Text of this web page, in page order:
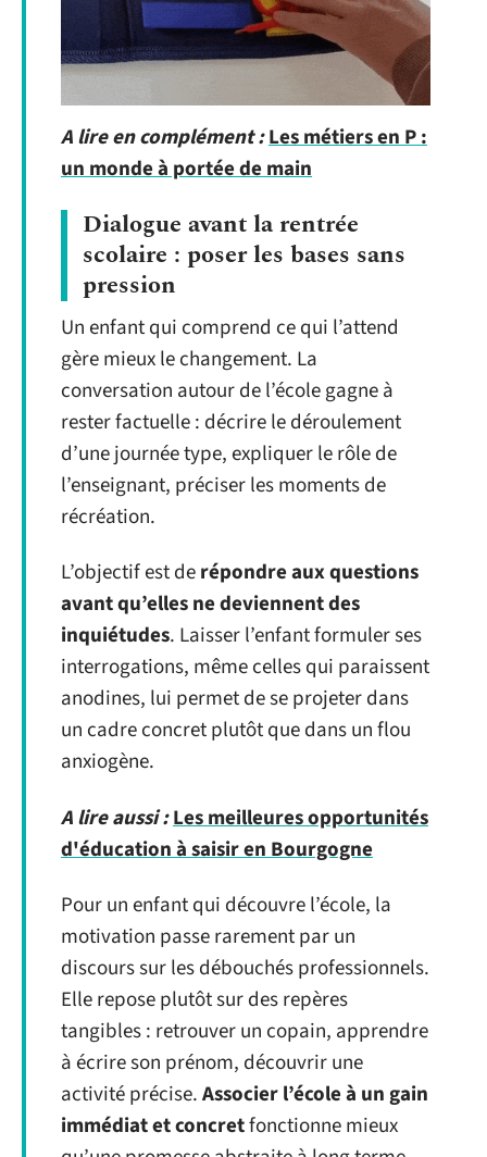
A lire en complément :Les métiers en P :
un monde à portée de main
Dialogue avant la rentrée
scolaire : poser les bases sans
pression
Un enfant qui comprend ce qui l’attend
gère mieux le changement. La
conversation autour de l’école gagne à
rester factuelle : décrire le déroulement
d’une journée type, expliquer le rôle de
l’enseignant, préciser les moments de
récréation.
L’objectif est derépondre aux questions
avant qu’elles ne deviennent des
inquiétudes. Laisser l’enfant formuler ses
interrogations, même celles qui paraissent
anodines, lui permet de se projeter dans
un cadre concret plutôt que dans un flou
anxiogène.
A lire aussi :Les meilleures opportunités
d'éducation à saisir en Bourgogne
Pour un enfant qui découvre l’école, la
motivation passe rarement par un
discours sur les débouchés professionnels.
Elle repose plutôt sur des repères
tangibles : retrouver un copain, apprendre
à écrire son prénom, découvrir une
activité précise.Associer l’école à un gain
immédiat et concretfonctionne mieux